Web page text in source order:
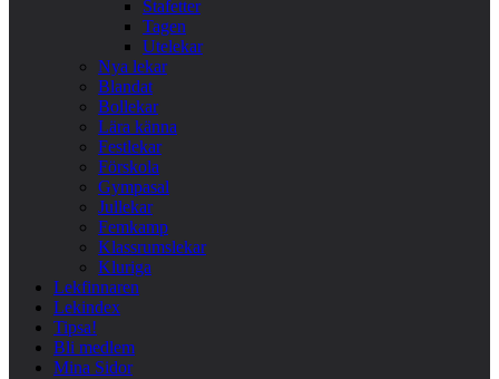
Stafetter
Tagen
Utelekar
Nya lekar
Blandat
Bollekar
Lära känna
Festlekar
Förskola
Gympasal
Jullekar
Femkamp
Klassrumslekar
Kluriga
Lekfinnaren
Lekindex
Tipsa!
Bli medlem
Mina Sidor